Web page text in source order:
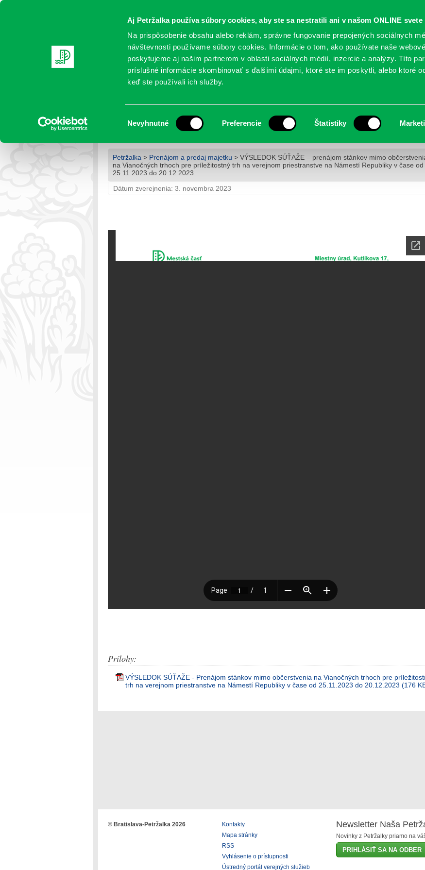
Aj Petržalka používa súbory cookies, aby ste sa nestratili ani v našom ONLINE svete
Na prispôsobenie obsahu alebo reklám, správne fungovanie prepojených sociálnych
návštevnosti používame súbory cookies. Informácie o tom, ako používate naše
poskytujeme aj našim partnerom v oblasti sociálnych médií, inzercie a analýzy. Títo
príslušné informácie skombinovať s ďalšími údajmi, ktoré ste im poskytli, alebo ktoré
keď ste používali ich služby.
súhlasu
Nevyhnutné Preferencie Štatistiky
Oficiálne stránky
PETRŽALSKÉ
AKTUALITY SAMOSPRÁVA ORGANIZÁCIE OBLASTI NOVINY MAPY TLAČIVÁ
VÝSLEDOK SÚŤAŽE – prenájom stánkov mimo občerstvenia na
Vianočných trhoch pre príležitostný trh na verejnom priestranstve na
Námestí Republiky v čase od 25.11.2023 do 20.12.2023
Petržalka > Prenájom a predaj majetku > VÝSLEDOK SÚŤAŽE – prenájom stánkov mimo
na Vianočných trhoch pre príležitostný trh na verejnom priestranstve na Námestí Republiky v čase od
25.11.2023 do 20.12.2023
Dátum zverejnenia: 3. novembra 2023
Prílohy:
VÝSLEDOK SÚŤAŽE - Prenájom stánkov mimo občerstvenia na Vianočných trhoch pre
trh na verejnom priestranstve na Námestí Republiky v čase od 25.11.2023 do 20.12.2023 (176
© Bratislava-Petržalka 2026
Kontakty
Mapa stránky
RSS
Vyhlásenie o prístupnosti
Ústredný portál verejných služieb
Newsletter Naša
Novinky z Petržalky priamo na
PRIHLÁSIŤ SA NA ODBER